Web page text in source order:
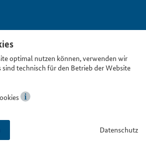
optimal nutzen können, verwenden wir
sind technisch für den Betrieb der Website
Datenschutz